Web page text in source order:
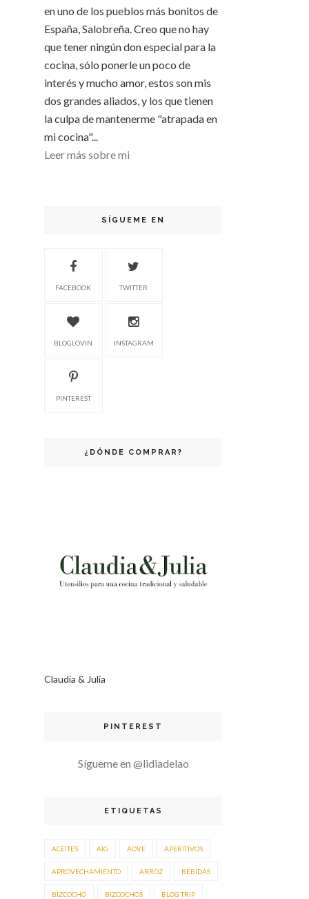
en uno de los pueblos más bonitos de
España, Salobreña. Creo que no hay
que tener ningún don especial para la
cocina, sólo ponerle un poco de
interés y mucho amor, estos son mis
dos grandes aliados, y los que tienen
la culpa de mantenerme "atrapada en
mi cocina"...
Leer más sobre mi
SÍGUEME EN
FACEBOOK TWITTER
BLOGLOVIN INSTAGRAM
PINTEREST
¿DÓNDE COMPRAR?
Claudia & Julia
PINTEREST
Sígueme en @lidiadelao
ETIQUETAS
ACEITES AIG AOVE APERITIVOS
APROVECHAMIENTO ARROZ BEBIDAS
BIZCOCHO BIZCOCHOS BLOG TRIP